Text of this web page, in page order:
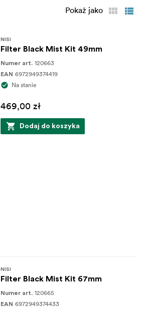
Pokaż jako
NISI
Filter Black Mist Kit 49mm
Numer art. 120663
EAN 6972949374419
Na stanie
469,00 zł
Dodaj do koszyka
NISI
Filter Black Mist Kit 67mm
Numer art. 120665
EAN 6972949374433